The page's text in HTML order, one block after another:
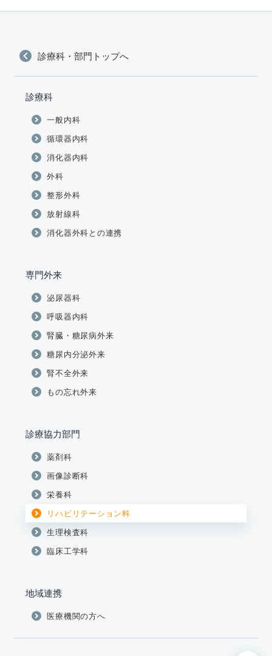
診療科・部門トップへ
診療科
一般内科
循環器内科
消化器内科
外科
整形外科
放射線科
消化器外科との連携
専門外来
泌尿器科
呼吸器内科
腎臓・糖尿病外来
糖尿内分泌外来
腎不全外来
もの忘れ外来
診療協力部門
薬剤科
画像診断科
栄養科
リハビリテーション科
生理検査科
臨床工学科
地域連携
医療機関の方へ